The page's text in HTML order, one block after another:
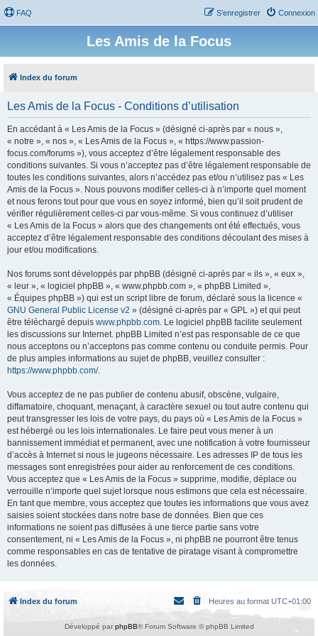
FAQ Connexion
S’enregistrer
Les Amis de la Focus
Index du forum
Les Amis de la Focus - Conditions d’utilisation
En accédant à « Les Amis de la Focus » (désigné ci-après par « nous »,
« notre », « nos », « Les Amis de la Focus », « https://www.passion-
focus.com/forums »), vous acceptez d’être légalement responsable des
conditions suivantes. Si vous n’acceptez pas d’être légalement responsable de
toutes les conditions suivantes, alors n’accédez pas et/ou n’utilisez pas « Les
Amis de la Focus ». Nous pouvons modifier celles-ci à n’importe quel moment
et nous ferons tout pour que vous en soyez informé, bien qu’il soit prudent de
vérifier régulièrement celles-ci par vous-même. Si vous continuez d’utiliser
« Les Amis de la Focus » alors que des changements ont été effectués, vous
acceptez d’être légalement responsable des conditions découlant des mises à
jour et/ou modifications.
Nos forums sont développés par phpBB (désigné ci-après par « ils », « eux »,
« leur », « logiciel phpBB », « www.phpbb.com », « phpBB Limited »,
« Équipes phpBB ») qui est un script libre de forum, déclaré sous la licence «
GNU General Public License v2 » (désigné ci-après par « GPL ») et qui peut
être téléchargé depuis www.phpbb.com. Le logiciel phpBB facilite seulement
les discussions sur Internet. phpBB Limited n’est pas responsable de ce que
nous acceptons ou n’acceptons pas comme contenu ou conduite permis. Pour
de plus amples informations au sujet de phpBB, veuillez consulter :
https://www.phpbb.com/.
Vous acceptez de ne pas publier de contenu abusif, obscène, vulgaire,
diffamatoire, choquant, menaçant, à caractère sexuel ou tout autre contenu qui
peut transgresser les lois de votre pays, du pays où « Les Amis de la Focus »
est hébergé ou les lois internationales. Le faire peut vous mener à un
bannissement immédiat et permanent, avec une notification à votre fournisseur
d’accès à Internet si nous le jugeons nécessaire. Les adresses IP de tous les
messages sont enregistrées pour aider au renforcement de ces conditions.
Vous acceptez que « Les Amis de la Focus » supprime, modifie, déplace ou
verrouille n’importe quel sujet lorsque nous estimons que cela est nécessaire.
En tant que membre, vous acceptez que toutes les informations que vous avez
saisies soient stockées dans notre base de données. Bien que ces
informations ne soient pas diffusées à une tierce partie sans votre
consentement, ni « Les Amis de la Focus », ni phpBB ne pourront être tenus
comme responsables en cas de tentative de piratage visant à compromettre
les données.
Index du forum Heures au format UTC+01:00
Développé par phpBB® Forum Software © phpBB Limited